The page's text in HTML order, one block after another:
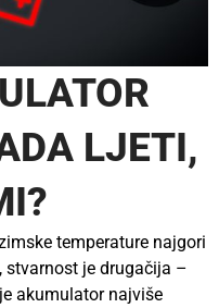
LJETI,
temperature najgori
je drugačija –
akumulator najviše